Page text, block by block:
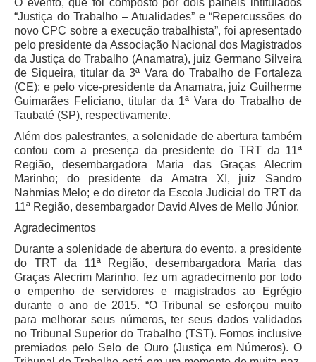
Portal Proad
Portal dos Precatórios e Requisições de
Pequeno Valor
Programa Aprendizagem
Protocolo Eletrônico
Suspensão e Prorrogação de Prazos
Busca Geral
Portal de Doações do TRT11
Estatísticas
Pesquisa de metas Nacionais
Acessibilidade
Editais de Credenciamento
Pontos de Inclusão Digital
Monitoramento do Serviços de TIC
Conexão Inclusiva
Inscrições
“Justiça do Trabalho – Atualidades” e “Repercussões do
novo CPC sobre a execução trabalhista”, foi apresentado
pelo presidente da Associação Nacional dos Magistrados
da Justiça do Trabalho (Anamatra), juiz Germano Silveira
de Siqueira, titular da 3ª Vara do Trabalho de Fortaleza
(CE); e pelo vice-presidente da Anamatra, juiz Guilherme
Guimarães Feliciano, titular da 1ª Vara do Trabalho de
Taubaté (SP), respectivamente.
Além dos palestrantes, a solenidade de abertura também
contou com a presença da presidente do TRT da 11ª
Região, desembargadora Maria das Graças Alecrim
Marinho; do presidente da Amatra XI, juiz Sandro
Nahmias Melo; e do diretor da Escola Judicial do TRT da
11ª Região, desembargador David Alves de Mello Júnior.
Agradecimentos
Durante a solenidade de abertura do evento, a presidente
do TRT da 11ª Região, desembargadora Maria das
Graças Alecrim Marinho, fez um agradecimento por todo
o empenho de servidores e magistrados ao Egrégio
durante o ano de 2015. “O Tribunal se esforçou muito
para melhorar seus números, ter seus dados validados
no Tribunal Superior do Trabalho (TST). Fomos inclusive
premiados pelo Selo de Ouro (Justiça em Números). O